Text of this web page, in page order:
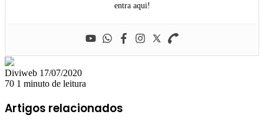
entra aqui!
Diviweb Mande
um
mail
17/07/2020
70 1 minuto de leitura
Artigos relacionados